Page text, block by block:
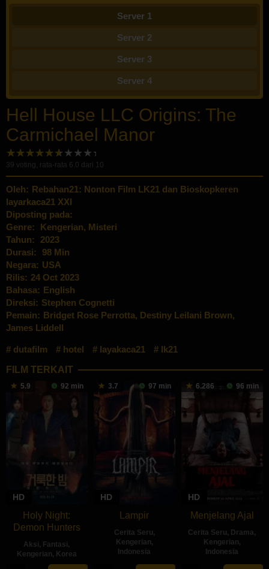
Server 1
Server 2
Server 3
Server 4
Hell House LLC Origins: The
Carmichael Manor
39 voting, rata-rata 6.0 dari 10
Oleh: Rebahan21: Nonton Film LK21 dan Bioskopkeren
layarkaca21 XXI
Diposting pada:
Genre:
Kengerian, Misteri
Tahun:
2023
Durasi:
98 Min
Negara: USA
Rilis: 24 Oct 2023
Bahasa: English
Direksi: Stephen Cognetti
Pemain: Bridget Rose Perrotta, Destiny Leilani Brown,
James Liddell
dutafilm hotel layakaca21
lk21
FILM TERKAIT
5.9 92 min
HD
Holy Night:
Demon Hunters
Aksi, Fantasi,
Kengerian, Korea
3.7 97 min
HD
Lampir
Cerita Seru,
Kengerian,
Indonesia
6.286 96 min
HD
Menjelang Ajal
Cerita Seru, Drama,
Kengerian,
Indonesia